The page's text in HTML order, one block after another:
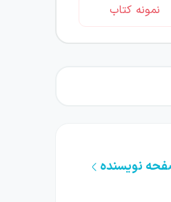
نمونه کتاب
نویسنده